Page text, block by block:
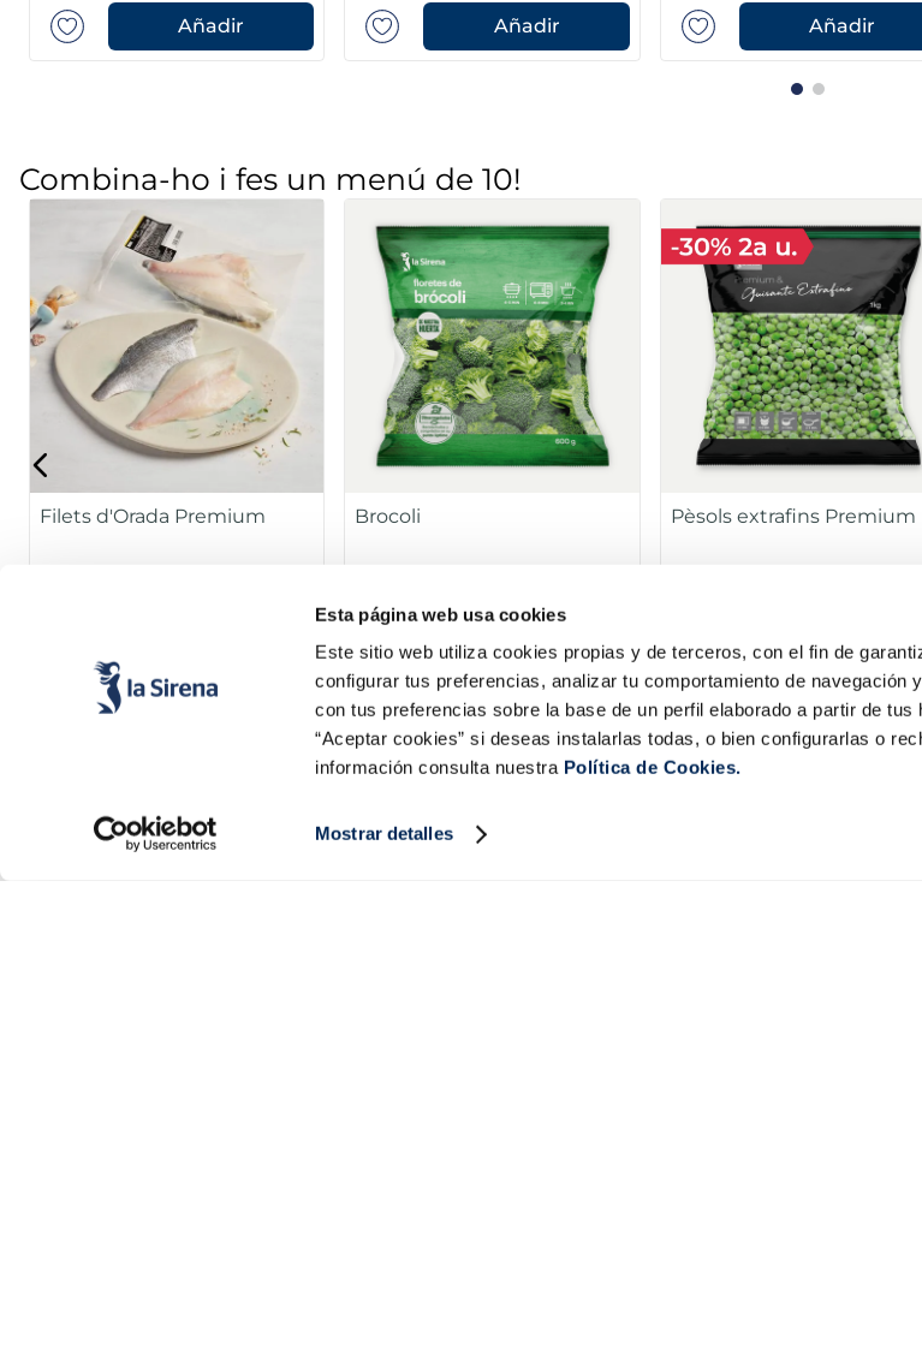
Esta página web usa cookies
Este sitio web utiliza cookies propias y de terceros, con el fin de
configurar tus preferencias, analizar tu comportamiento de navegación
con tus preferencias sobre la base de un perfil elaborado a partir de tus
“Aceptar cookies” si deseas instalarlas todas, o bien configurarlas o
información consulta nuestra Política de Cookies.
Mostrar detalles
Añadir Añadir Añadir
Combina-ho i fes un menú de 10!
Filets d'Orada Premium
Añadir
Brocoli
1,99 €
Añadir
Pèsols extrafins Premium
COMBINABLE
Añadir